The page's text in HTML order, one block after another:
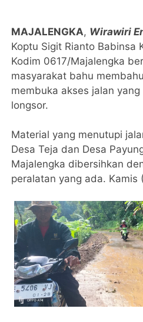
MAJALENGKA, Wirawiri
Koptu Sigit Rianto Babinsa
Kodim 0617/Majalengka
masyarakat bahu
membuka akses jalan
longsor.
Material yang menutupi
Desa Teja dan Desa
Majalengka dibersihkan
peralatan yang ada. Kamis